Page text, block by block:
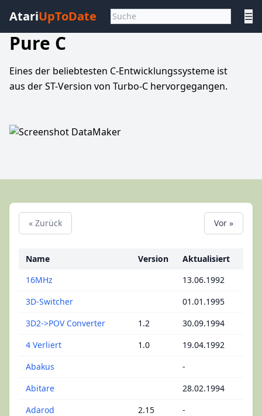
AtariUpToDate ☰
Pure C
Eines der beliebtesten C-Entwicklungssysteme ist
aus der ST-Version von Turbo-C hervorgegangen.
« Zurück Vor »
Name Version Aktualisiert
16MHz
13.06.1992
3D-Switcher
01.01.1995
3D2->POV Converter
1.2 30.09.1994
4 Verliert
1.0 19.04.1992
Abakus
-
Abitare
28.02.1994
Adarod
2.15 -